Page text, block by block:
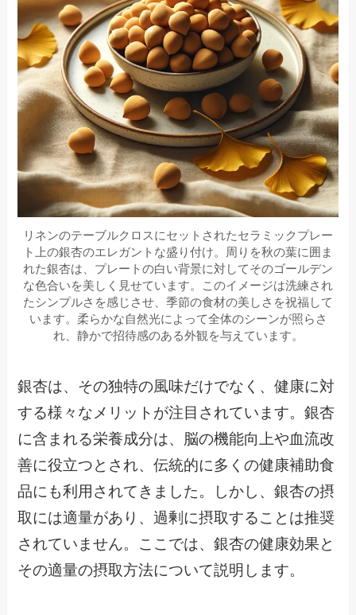
リネンのテーブルクロスにセットされたセラミックプレー
ト上の銀杏のエレガントな盛り付け。周りを秋の葉に囲ま
れた銀杏は、プレートの白い背景に対してそのゴールデン
な色合いを美しく見せています。このイメージは洗練され
たシンプルさを感じさせ、季節の食材の美しさを祝福して
います。柔らかな自然光によって全体のシーンが照らさ
れ、静かで招待感のある外観を与えています。
銀杏は、その独特の風味だけでなく、健康に対
する様々なメリットが注目されています。銀杏
に含まれる栄養成分は、脳の機能向上や血流改
善に役立つとされ、伝統的に多くの健康補助食
品にも利用されてきました。しかし、銀杏の摂
取には適量があり、過剰に摂取することは推奨
されていません。ここでは、銀杏の健康効果と
その適量の摂取方法について説明します。